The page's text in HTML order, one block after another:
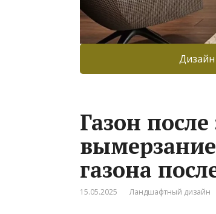
Газон
газона
15.05.2025 Ландшафтный дизайн